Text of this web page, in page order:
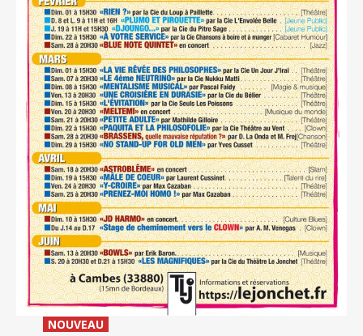
NOUVEAU_